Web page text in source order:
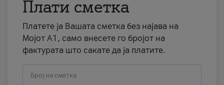
Плати сметка
Платете ја Вашата сметка без најава на
Мојот А1, само внесете го бројот на
фактурата што сакате да ја платите.
Број на сметка